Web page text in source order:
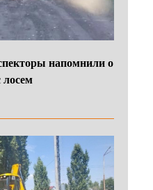
напомнили о
лосем